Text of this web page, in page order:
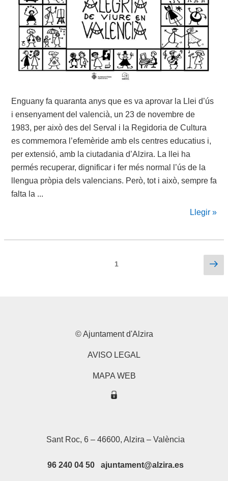
Enguany fa quaranta anys que es va aprovar la Llei d’ús
i ensenyament del valencià, un 23 de novembre de
1983, per això des del Serval i la Regidoria de Cultura
es commemora l’efemèride amb els centres educatius i,
per extensió, amb la ciutadania d’Alzira. La llei ha
permés recuperar, dignificar i fer més normal l’ús de la
llengua pròpia dels valencians. Però, tot i això, sempre fa
falta la ...
Llegir »
1
© Ajuntament d'Alzira
AVISO LEGAL
MAPA WEB
Sant Roc, 6 – 46600, Alzira – València
96 240 04 50 ajuntament@alzira.es